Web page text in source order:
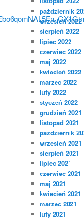
październik
wrzesień 2022
sierpień 2022
lipiec 2022
czerwiec 2022
maj 2022
kwiecień 2022
marzec 2022
luty 2022
styczeń 2022
grudzień 2021
listopad 2021
październik
wrzesień 2021
sierpień 2021
lipiec 2021
czerwiec 2021
maj 2021
kwiecień 2021
marzec 2021
luty 2021